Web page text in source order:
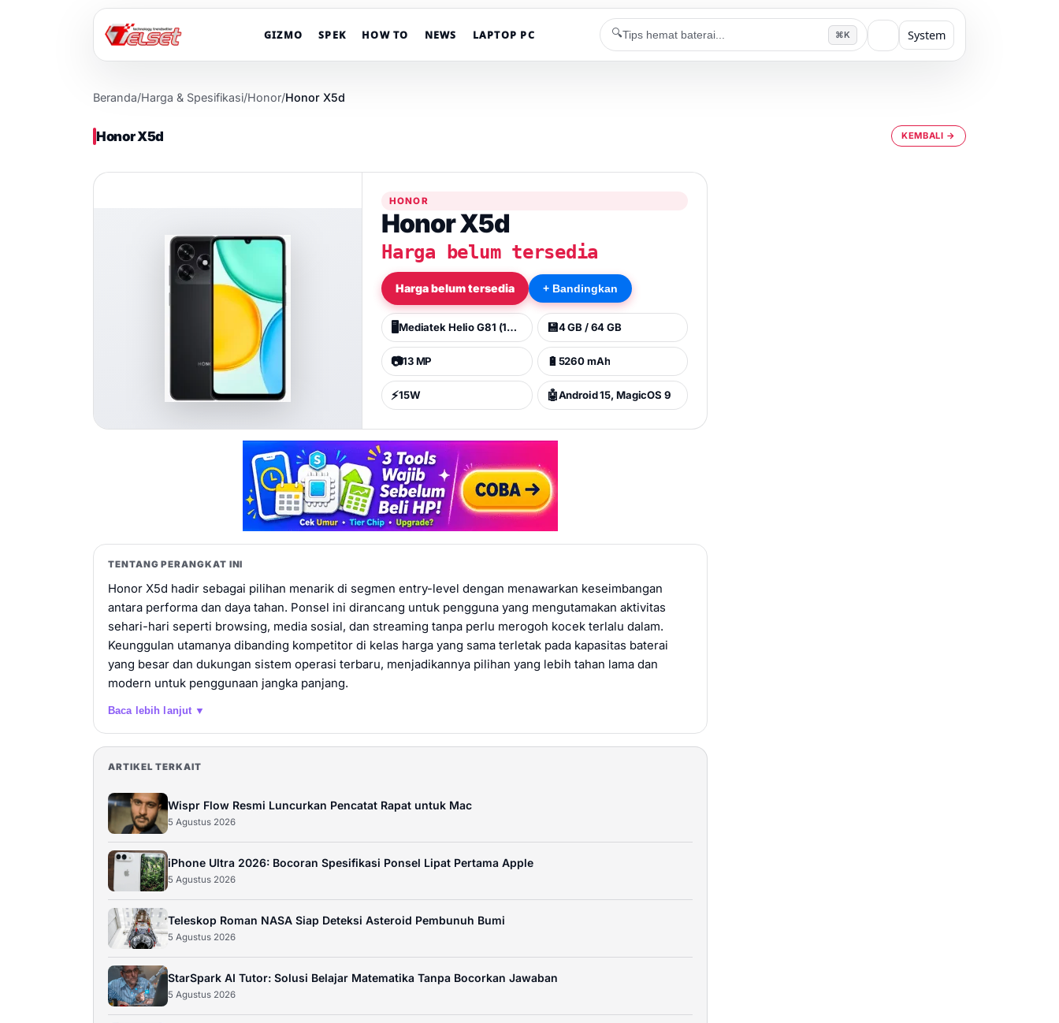
GIZMO SPEK HOW TO NEWS LAPTOP PC 🔍 ⌘K System
Beranda/Harga & Spesifikasi/Honor/Honor X5d
Honor X5d KEMBALI →
HONOR
Honor X5d
Harga belum tersedia
Harga belum tersedia + Bandingkan
🖥️ Mediatek Helio G81 (12 nm) 💾4 GB / 64 GB
📷13 MP 🔋 5260 mAh
⚡15W 🤖Android 15, MagicOS 9
TENTANG PERANGKAT INI
Honor X5d hadir sebagai pilihan menarik di segmen entry-level dengan menawarkan keseimbangan
antara performa dan daya tahan. Ponsel ini dirancang untuk pengguna yang mengutamakan aktivitas
sehari-hari seperti browsing, media sosial, dan streaming tanpa perlu merogoh kocek terlalu dalam.
Keunggulan utamanya dibanding kompetitor di kelas harga yang sama terletak pada kapasitas baterai
yang besar dan dukungan sistem operasi terbaru, menjadikannya pilihan yang lebih tahan lama dan
modern untuk penggunaan jangka panjang.
Baca lebih lanjut ▼
ARTIKEL TERKAIT
Wispr Flow Resmi Luncurkan Pencatat Rapat untuk Mac
5 Agustus 2026
iPhone Ultra 2026: Bocoran Spesifikasi Ponsel Lipat Pertama Apple
5 Agustus 2026
Teleskop Roman NASA Siap Deteksi Asteroid Pembunuh Bumi
5 Agustus 2026
StarSpark AI Tutor: Solusi Belajar Matematika Tanpa Bocorkan Jawaban
5 Agustus 2026